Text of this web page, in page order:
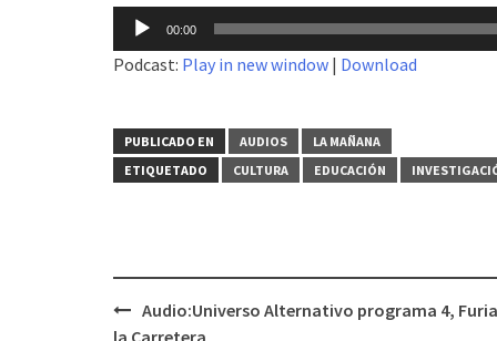
Reproductor
audio
00:00
Podcast: Play in new window | Download
PUBLICADO EN AUDIOS
LA MAÑANA
ETIQUETADO
CULTURA EDUCACIÓN
Navegación
Audio:Universo Alternativo programa 4,
la Carretera